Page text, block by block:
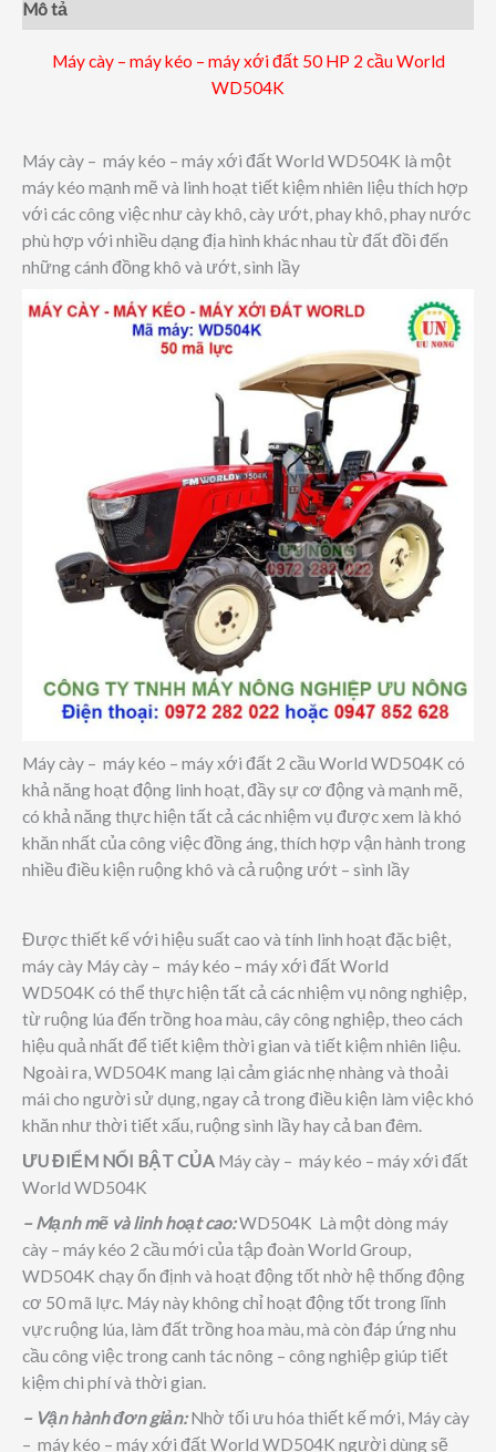
số
lượng
Mô tả
Máy cày – máy kéo – máy xới đất 50 HP 2 cầu World
WD504K
Máy cày – máy kéo – máy xới đất World WD504K là một
máy kéo mạnh mẽ và linh hoạt tiết kiệm nhiên liệu thích hợp
với các công việc như cày khô, cày ướt, phay khô, phay nước
phù hợp với nhiều dạng địa hình khác nhau từ đất đồi đến
những cánh đồng khô và ướt, sình lầy
Máy cày – máy kéo – máy xới đất 2 cầu World WD504K có
khả năng hoạt động linh hoạt, đầy sự cơ động và mạnh mẽ,
có khả năng thực hiện tất cả các nhiệm vụ được xem là khó
khăn nhất của công việc đồng áng, thích hợp vận hành trong
nhiều điều kiện ruộng khô và cả ruộng ướt – sình lầy
Được thiết kế với hiệu suất cao và tính linh hoạt đặc biệt,
máy cày Máy cày – máy kéo – máy xới đất World
WD504K có thể thực hiện tất cả các nhiệm vụ nông nghiệp,
từ ruộng lúa đến trồng hoa màu, cây công nghiệp, theo cách
hiệu quả nhất để tiết kiệm thời gian và tiết kiệm nhiên liệu.
Ngoài ra, WD504K mang lại cảm giác nhẹ nhàng và thoải
mái cho người sử dụng, ngay cả trong điều kiện làm việc khó
khăn như thời tiết xấu, ruộng sình lầy hay cả ban đêm.
ƯU ĐIỂM NỔI BẬT CỦA Máy cày – máy kéo – máy xới đất
World WD504K
– Mạnh mẽ và linh hoạt cao:WD504K Là một dòng máy
cày – máy kéo 2 cầu mới của tập đoàn World Group,
WD504K chạy ổn định và hoạt động tốt nhờ hệ thống động
cơ 50 mã lực. Máy này không chỉ hoạt động tốt trong lĩnh
vực ruộng lúa, làm đất trồng hoa màu, mà còn đáp ứng nhu
cầu công việc trong canh tác nông – công nghiệp giúp tiết
kiệm chi phí và thời gian.
– Vận hành đơn giản:Nhờ tối ưu hóa thiết kế mới, Máy cày
– máy kéo – máy xới đất World WD504K người dùng sẽ